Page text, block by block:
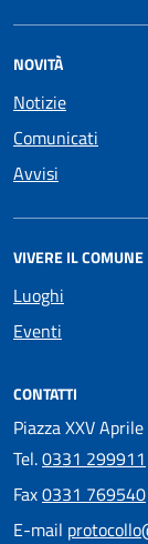
NOVITÀ
Notizie
Comunicati
Avvisi
VIVERE IL COMUNE
Luoghi
Eventi
CONTATTI
Piazza XXV
Tel.0331 299911
Fax0331 769540
E-mail